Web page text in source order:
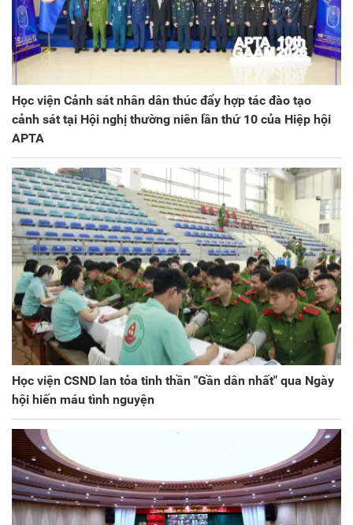
Học viện Cảnh sát nhân dân thúc đẩy hợp tác đào tạo
cảnh sát tại Hội nghị thường niên lần thứ 10 của Hiệp hội
APTA
Học viện CSND lan tỏa tinh thần "Gần dân nhất" qua Ngày
hội hiến máu tình nguyện